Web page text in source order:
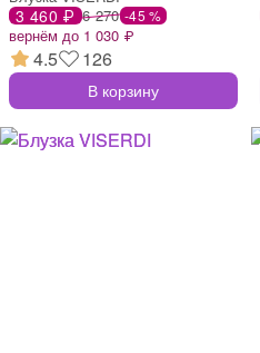
3 460 ₽ 6 270 -45 %
вернём до 1 030 ₽
4.5 126
В корзину